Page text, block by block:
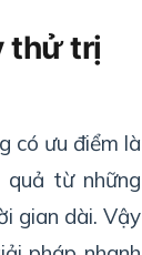
thử trị
có ưu điểm là
từ những
gian dài. Vậy